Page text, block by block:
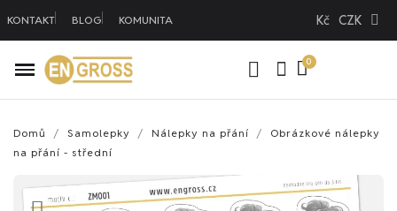
KONTAKT BLOG KOMUNITA Kč CZK
Domů Samolepky Nálepky na přání
Obrázkové nálepky
na přání - střední